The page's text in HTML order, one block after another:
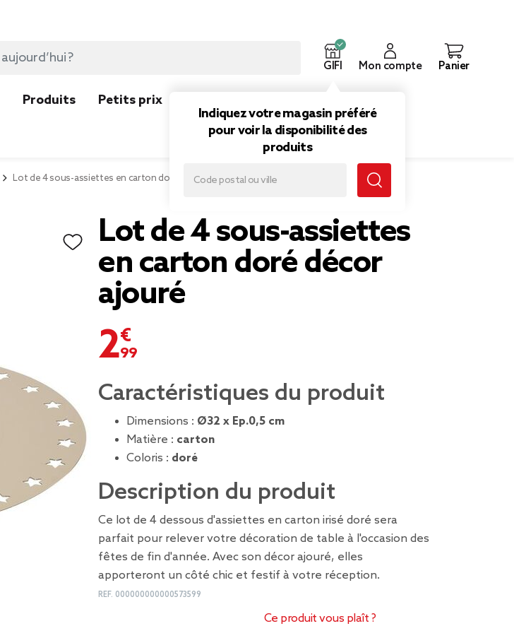
GIFI
Indiquez votre magasin préféré
pour voir la disponibilité des
produits
Mon compte Panier
Produits Petits prix
Lot de 4 sous-assiettes en carton doré décor ajouré
Lot de 4 sous-assiettes
en carton doré décor
ajouré
2,99 €
Caractéristiques du produit
Dimensions : Ø32 x Ep.0,5 cm
Matière : carton
Coloris : doré
Description du produit
Ce lot de 4 dessous d'assiettes en carton irisé doré sera
parfait pour relever votre décoration de table à l'occasion des
fêtes de fin d'année. Avec son décor ajouré, elles
apporteront un côté chic et festif à votre réception.
REF. 000000000000573599
Ce produit vous plaît ?